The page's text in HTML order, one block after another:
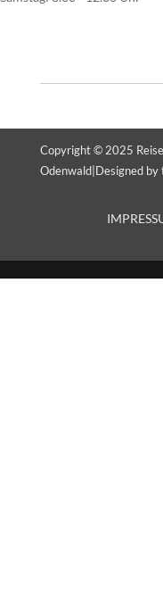
Copyright © 2025
Odenwald| Designed by